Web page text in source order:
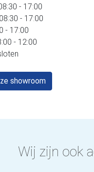
- 17:00
- 17:00
- 17:00
- 12:00
showroom
Wij zijn ook